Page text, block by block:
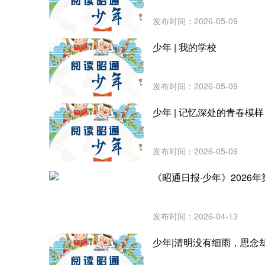
发布时间：2026-05-09
少年 | 我的学校
发布时间：2026-05-09
少年 | 记忆深处的青春模样
发布时间：2026-05-09
《昭通日报·少年》2026
发布时间：2026-04-13
少年|清明没有细雨，思念